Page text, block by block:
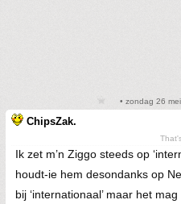
• zondag 26
ChipsZak.
Ik zet m’n Ziggo steeds op
houdt-ie hem desondanks op
bij ‘internationaal’ maar het